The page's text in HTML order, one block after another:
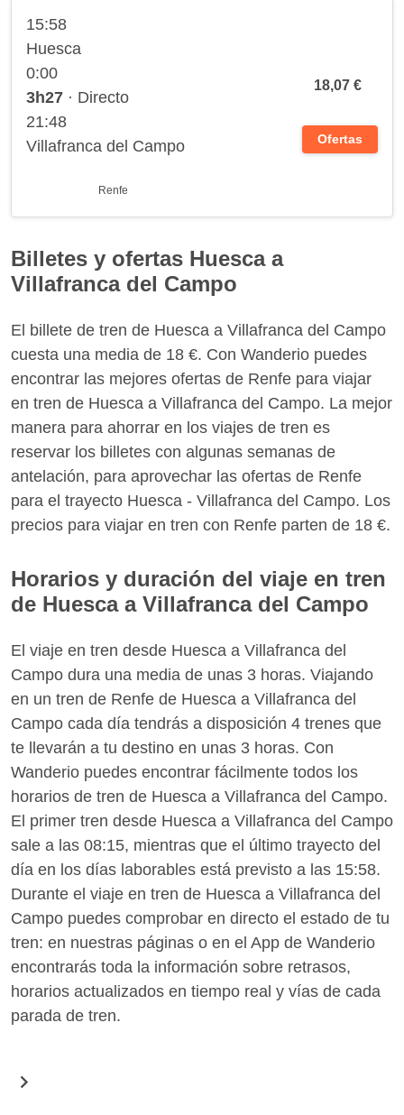
15:58
Huesca
0:00
3h27 · Directo
21:48
Villafranca del Campo
Renfe
18,07 €
Ofertas
Billetes y ofertas Huesca a
Villafranca del Campo
El billete de tren de Huesca a Villafranca del Campo
cuesta una media de 18 €. Con Wanderio puedes
encontrar las mejores ofertas de Renfe para viajar
en tren de Huesca a Villafranca del Campo. La mejor
manera para ahorrar en los viajes de tren es
reservar los billetes con algunas semanas de
antelación, para aprovechar las ofertas de Renfe
para el trayecto Huesca - Villafranca del Campo. Los
precios para viajar en tren con Renfe parten de 18 €.
Horarios y duración del viaje en tren
de Huesca a Villafranca del Campo
El viaje en tren desde Huesca a Villafranca del
Campo dura una media de unas 3 horas. Viajando
en un tren de Renfe de Huesca a Villafranca del
Campo cada día tendrás a disposición 4 trenes que
te llevarán a tu destino en unas 3 horas. Con
Wanderio puedes encontrar fácilmente todos los
horarios de tren de Huesca a Villafranca del Campo.
El primer tren desde Huesca a Villafranca del Campo
sale a las 08:15, mientras que el último trayecto del
día en los días laborables está previsto a las 15:58.
Durante el viaje en tren de Huesca a Villafranca del
Campo puedes comprobar en directo el estado de tu
tren: en nuestras páginas o en el App de Wanderio
encontrarás toda la información sobre retrasos,
horarios actualizados en tiempo real y vías de cada
parada de tren.